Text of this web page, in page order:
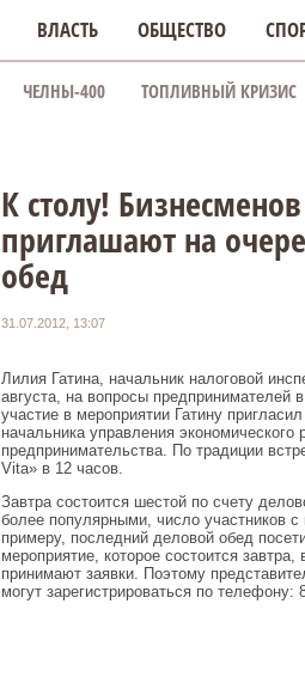
ВЛАСТЬ ОБЩЕСТВО
ЧЕЛНЫ-400 ТОПЛИВНЫЙ КРИЗИС
К столу!
приглашают на
обед
31.07.2012, 13:07
Лилия Гатина, начальник налоговой
августа, на вопросы предпринимателей
участие в мероприятии Гатину
начальника управления экономического
предпринимательства. По традиции
Vita» в 12 часов.
Завтра состоится шестой по счету
более популярными, число участников
примеру, последний деловой обед
мероприятие, которое состоится
принимают заявки. Поэтому
могут зарегистрироваться по телефону: